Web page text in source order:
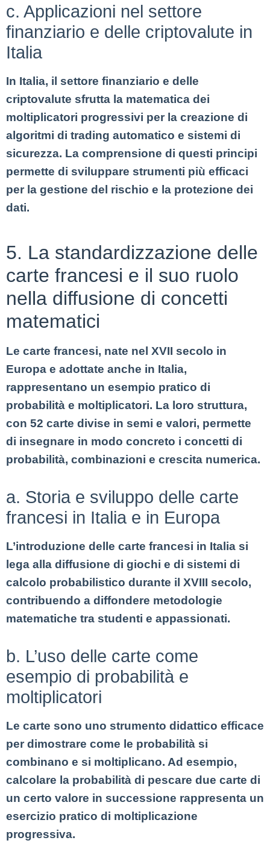
c. Applicazioni nel settore
finanziario e delle criptovalute in
Italia
In Italia, il settore finanziario e delle
criptovalute sfrutta la matematica dei
moltiplicatori progressivi per la creazione di
algoritmi di trading automatico e sistemi di
sicurezza. La comprensione di questi principi
permette di sviluppare strumenti più efficaci
per la gestione del rischio e la protezione dei
dati.
5. La standardizzazione delle
carte francesi e il suo ruolo
nella diffusione di concetti
matematici
Le carte francesi, nate nel XVII secolo in
Europa e adottate anche in Italia,
rappresentano un esempio pratico di
probabilità e moltiplicatori. La loro struttura,
con 52 carte divise in semi e valori, permette
di insegnare in modo concreto i concetti di
probabilità, combinazioni e crescita numerica.
a. Storia e sviluppo delle carte
francesi in Italia e in Europa
L’introduzione delle carte francesi in Italia si
lega alla diffusione di giochi e di sistemi di
calcolo probabilistico durante il XVIII secolo,
contribuendo a diffondere metodologie
matematiche tra studenti e appassionati.
b. L’uso delle carte come
esempio di probabilità e
moltiplicatori
Le carte sono uno strumento didattico efficace
per dimostrare come le probabilità si
combinano e si moltiplicano. Ad esempio,
calcolare la probabilità di pescare due carte di
un certo valore in successione rappresenta un
esercizio pratico di moltiplicazione
progressiva.